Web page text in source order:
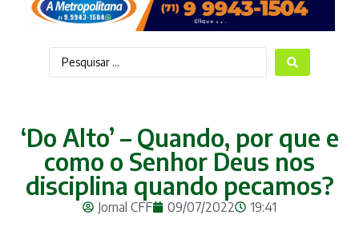
‘Do Alto’ – Quando, por que e
como o Senhor Deus nos
disciplina quando pecamos?
Jornal CFF 09/07/2022 19:41